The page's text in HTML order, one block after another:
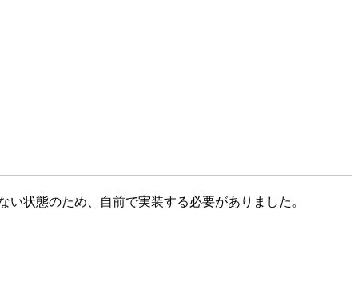
状態のため、自前で実装する必要がありました。